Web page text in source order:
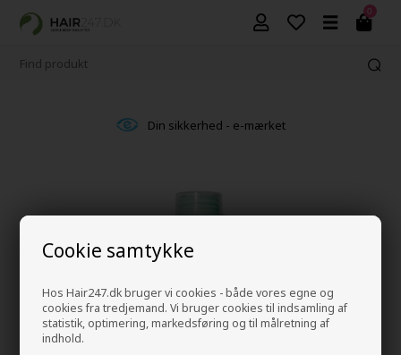
Cookie samtykke
Hos Hair247.dk bruger vi cookies - både vores egne og
cookies fra tredjemand. Vi bruger cookies til indsamling af
statistik, optimering, markedsføring og til målretning af
indhold.
0
Din sikkerhed - e-mærket